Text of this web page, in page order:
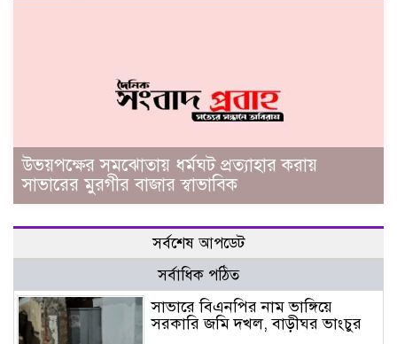
উভয়পক্ষের সমঝোতায় ধর্মঘট প্রত্যাহার করায়
সাভারের মুরগীর বাজার স্বাভাবিক
সর্বশেষ আপডেট
সর্বাধিক পঠিত
সাভারে বিএনপির নাম ভাঙ্গিয়ে
সরকারি জমি দখল, বাড়ীঘর ভাংচুর